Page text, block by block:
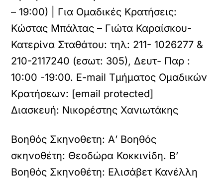
– 19:00) | Για Ομαδικές Κρατήσεις:
Κώστας Μπάλτας – Γιώτα Καραίσκου-
Κατερίνα Σταθάτου: τηλ: 211- 1026277 &
210-2117240 (εσωτ: 305), Δευτ- Παρ :
10:00 -19:00. Ε-mail Τμήματος Ομαδικών
Κρατήσεων: [email protected]
Διασκευή: Νικορέστης Χανιωτάκης
Βοηθός Σκηνοθετη:Α’ Βοηθός
σκηνοθέτη: Θεοδώρα Κοκκινίδη. Β’
Βοηθός Σκηνοθέτη: Ελισάβετ Κανέλλη